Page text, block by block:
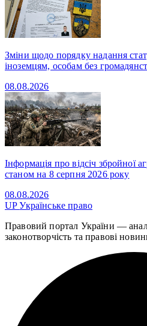
Зміни щодо порядку надання
іноземцям, особам без
08.08.2026
Інформація про відсіч збройної
станом на 8 серпня 2026 року
08.08.2026
UPУкраїнське право
Правовий портал України —
законотворчість та правові